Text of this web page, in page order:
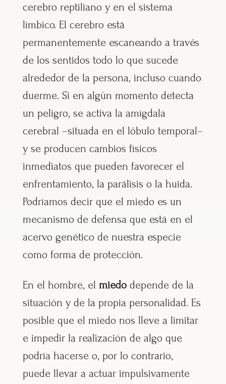
cerebro reptiliano y en el sistema
límbico. El cerebro está
permanentemente escaneando a través
de los sentidos todo lo que sucede
alrededor de la persona, incluso cuando
duerme. Si en algún momento detecta
un peligro, se activa la amígdala
cerebral –situada en el lóbulo temporal–
y se producen cambios físicos
inmediatos que pueden favorecer el
enfrentamiento, la parálisis o la huida.
Podríamos decir que el miedo es un
mecanismo de defensa que está en el
acervo genético de nuestra especie
como forma de protección.
En el hombre, el miedodepende de la
situación y de la propia personalidad. Es
posible que el miedo nos lleve a limitar
e impedir la realización de algo que
podría hacerse o, por lo contrario,
puede llevar a actuar impulsivamente